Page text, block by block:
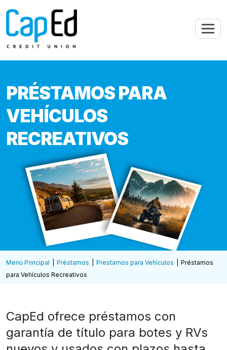
Saltar al contenido principal
PRÉSTAMOS PARA
VEHÍCULOS
RECREATIVOS
Menú Principal Préstamos Prestamos para Vehículos
Préstamos
para Vehículos Recreativos
CapEd ofrece préstamos con
garantía de título para botes y RVs